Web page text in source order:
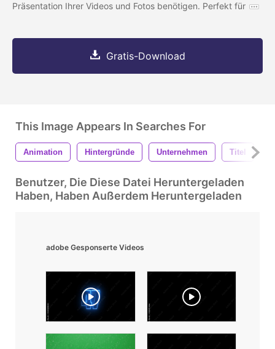
Präsentation Ihrer Videos und Fotos benötigen. Perfekt für
Gratis-Download
This Image Appears In Searches For
Animation Hintergründe Unternehmen Titel
Benutzer, Die Diese Datei Heruntergeladen
Haben, Haben Außerdem Heruntergeladen
adobe Gesponserte Videos